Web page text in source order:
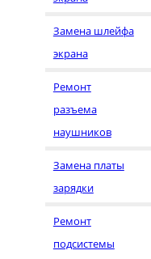
Замена шлейфа
экрана
Ремонт
разъема
наушников
Замена платы
зарядки
Ремонт
подсистемы